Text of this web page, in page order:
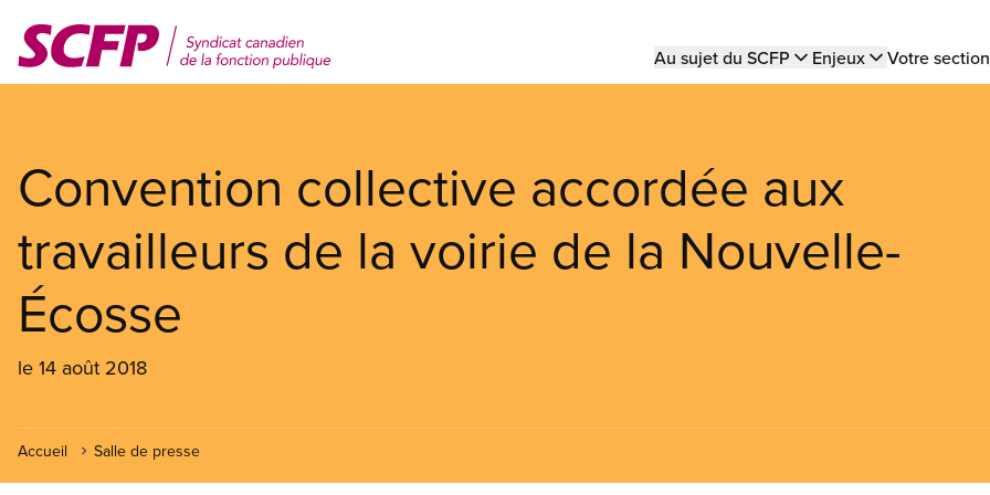
contenu
Main
Au sujet du SCFP Enjeux Votre
Convention collective accordée aux
travailleurs de la voirie de la Nouvelle-
Écosse
le 14 août 2018
Accueil Salle de presse